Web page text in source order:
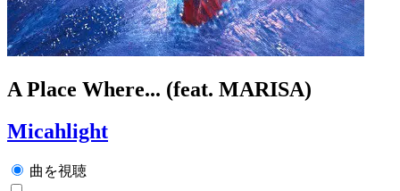
A Place Where... (feat. MARISA)
Micahlight
曲を視聴